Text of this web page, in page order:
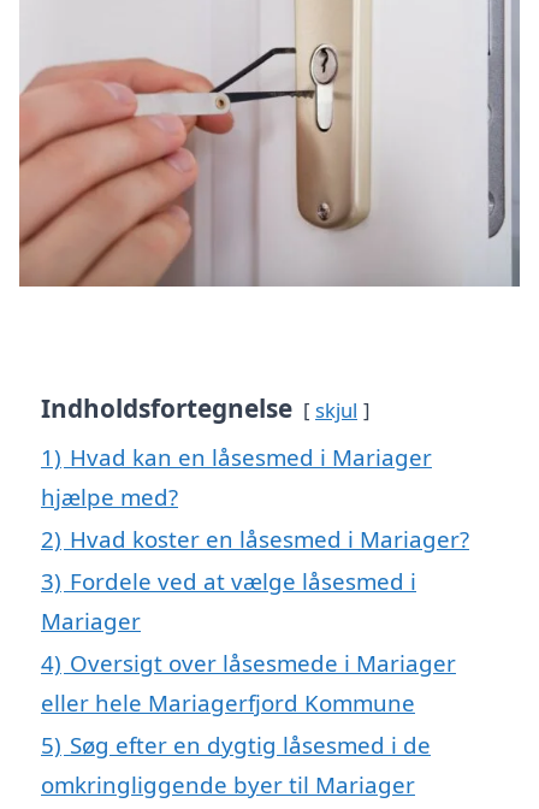
Indholdsfortegnelse skjul
1) Hvad kan en låsesmed i Mariager
hjælpe med?
2) Hvad koster en låsesmed i Mariager?
3) Fordele ved at vælge låsesmed i
Mariager
4) Oversigt over låsesmede i Mariager
eller hele Mariagerfjord Kommune
5) Søg efter en dygtig låsesmed i de
omkringliggende byer til Mariager